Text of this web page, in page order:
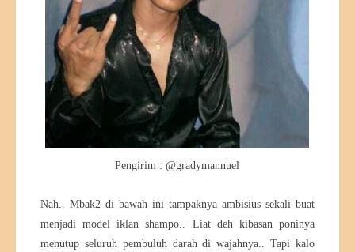
Pengirim : @gradymannuel
Nah.. Mbak2 di bawah ini tampaknya ambisius sekali buat
menjadi model iklan shampo.. Liat deh kibasan poninya
menutup seluruh pembuluh darah di wajahnya.. Tapi kalo